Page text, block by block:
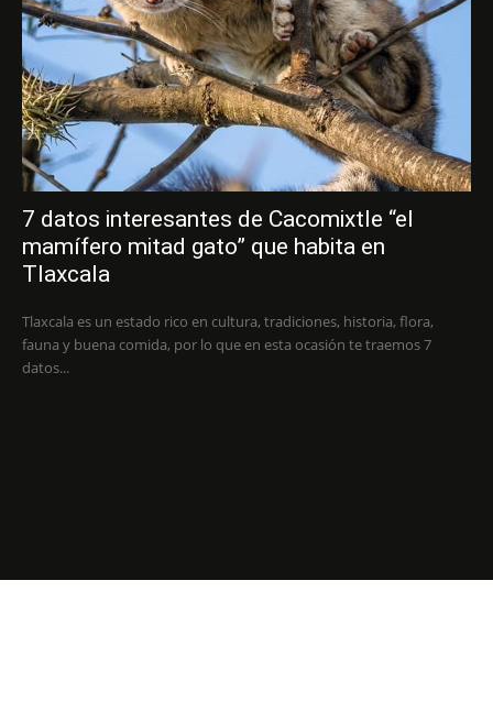
7 datos interesantes de Cacomixtle “el
mamífero mitad gato” que habita en
Tlaxcala
Tlaxcala es un estado rico en cultura, tradiciones, historia, flora,
fauna y buena comida, por lo que en esta ocasión te traemos 7
datos...